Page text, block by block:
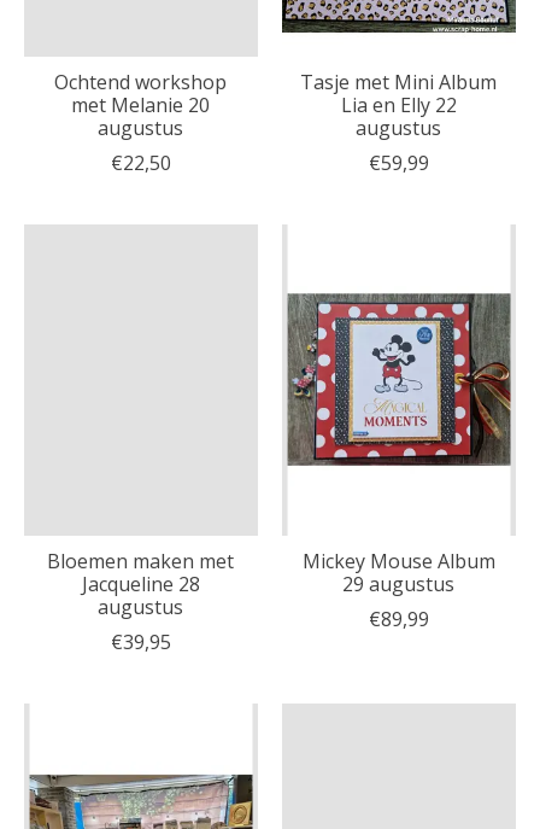
Ochtend workshop
met Melanie 20
augustus
€22,50
Tasje met Mini Album
Lia en Elly 22
augustus
€59,99
Bloemen maken met
Jacqueline 28
augustus
€39,95
Mickey Mouse Album
29 augustus
€89,99